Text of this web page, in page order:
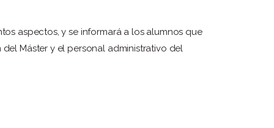
aspectos, y se informará a los alumnos que
Máster y el personal administrativo del